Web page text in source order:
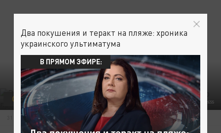
ФОТО: MAKSIM KONSTANTINOV/GLOBAL LOOK PRESS
ОБЩЕСТВО
31 ИЮЛЯ 08:24
Два покушения и теракт на пляже: хроника
украинского ультиматума
В ПРЯМОМ ЭФИРЕ: